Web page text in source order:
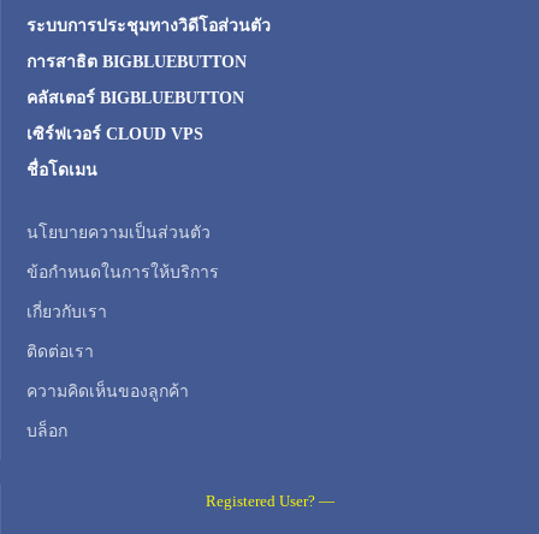
ระบบการประชุมทางวิดีโอส่วนตัว
การสาธิต BIGBLUEBUTTON
คลัสเตอร์ BIGBLUEBUTTON
เซิร์ฟเวอร์ CLOUD VPS
ชื่อโดเมน
นโยบายความเป็นส่วนตัว
ข้อกำหนดในการให้บริการ
เกี่ยวกับเรา
ติดต่อเรา
ความคิดเห็นของลูกค้า
บล็อก
Registered User? —